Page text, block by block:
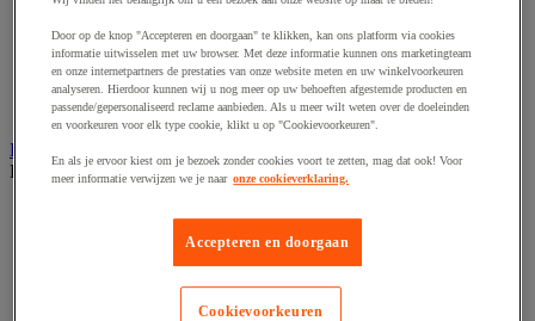
Golfsdoos
Houten kist
Kartonnen palletdozen
Verzenddoos en -koker
Etiketten en markering
Bekijk de hele productgroep
Markeeretiketten en -pistool
Door op de knop "Accepteren en doorgaan" te klikken, kan ons platform via cookies
informatie uitwisselen met uw browser. Met deze informatie kunnen ons marketingteam
en onze internetpartners de prestaties van onze website meten en uw winkelvoorkeuren
analyseren. Hierdoor kunnen wij u nog meer op uw behoeften afgestemde producten en
passende/gepersonaliseerd reclame aanbieden. Als u meer wilt weten over de doeleinden
en voorkeuren voor elk type cookie, klikt u op "Cookievoorkeuren".
En als je ervoor kiest om je bezoek zonder cookies voort te zetten, mag dat ook! Voor
meer informatie verwijzen we je naar onze cookieverklaring.
Accepteren en doorgaan
Cookievoorkeuren